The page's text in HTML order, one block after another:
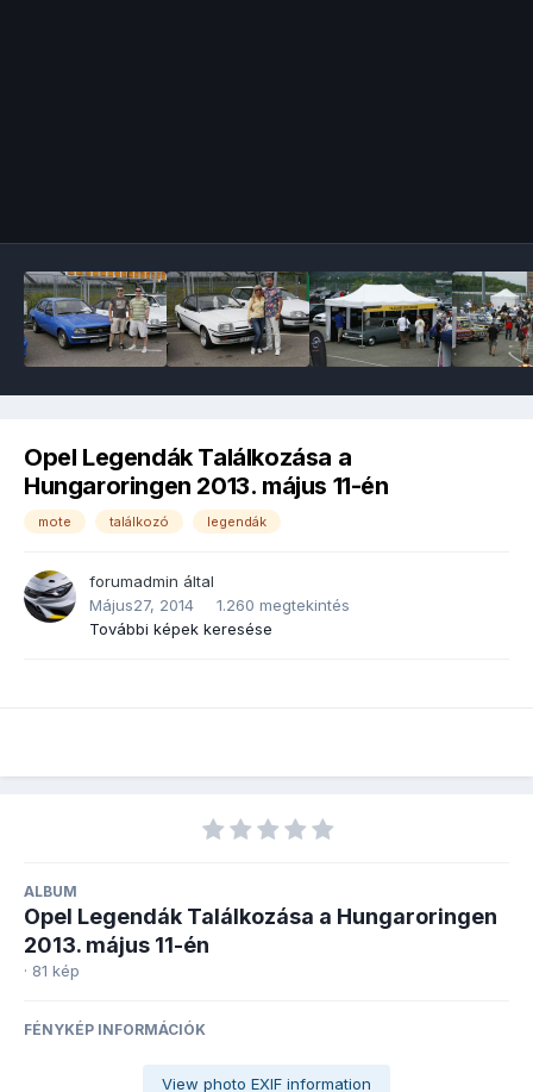
Opel Legendák Találkozása a
Hungaroringen 2013. május 11-én
mote találkozó legendák
forumadmin által
Május27, 2014
1.260 megtekintés
További képek keresése
ALBUM
Opel Legendák Találkozása a Hungaroringen
2013. május 11-én
· 81 kép
FÉNYKÉP INFORMÁCIÓK
View photo EXIF information